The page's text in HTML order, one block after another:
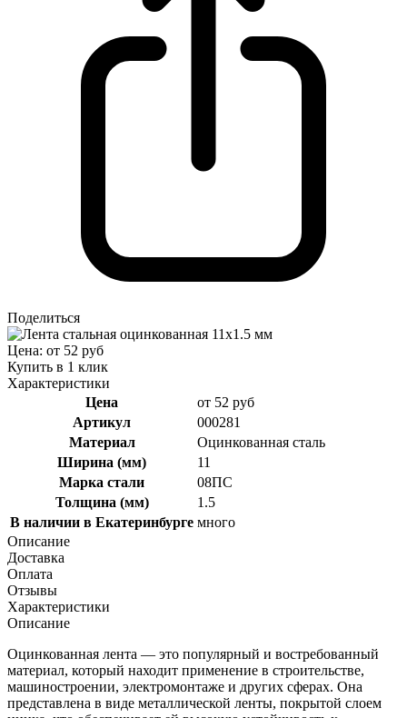
Поделиться
Цена: от 52 руб
Купить в 1 клик
Характеристики
Цена
от 52 руб
Артикул
000281
Материал
Оцинкованная сталь
Ширина (мм)
11
Марка стали
08ПС
Толщина (мм)
1.5
В наличии в Екатеринбурге много
Описание
Доставка
Оплата
Отзывы
Характеристики
Описание
Оцинкованная лента — это популярный и востребованный
материал, который находит применение в строительстве,
машиностроении, электромонтаже и других сферах. Она
представлена в виде металлической ленты, покрытой слоем